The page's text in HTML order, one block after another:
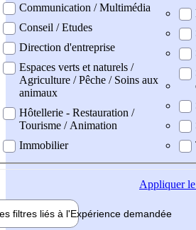
Communication / Multimédia
Conseil / Etudes
Direction d'entreprise
Espaces verts et naturels /
Agriculture / Pêche / Soins aux
animaux
Hôtellerie - Restauration /
Tourisme / Animation
Immobilier
Appliquerle
filtres liés à l'Expérience demandée